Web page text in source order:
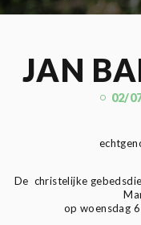
JAN
02/
De christelijke
op woensdag